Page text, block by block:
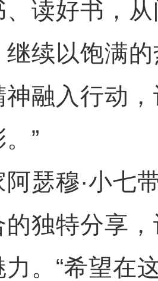
、读好书，
继续以饱满
神融入行动
”
穆·小七带
的独特分享
。“希望在